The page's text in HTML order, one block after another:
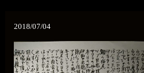
2018/07/04